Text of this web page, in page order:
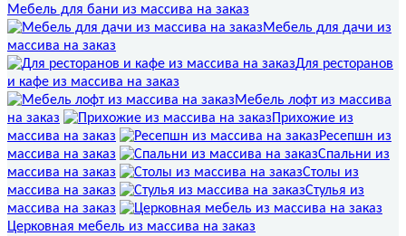
Мебель для бани из массива на заказ
Мебель для дачи из
массива на заказ
Для ресторанов
и кафе из массива на заказ
Мебель лофт из массива
на заказ
Прихожие из
массива на заказ
Ресепшн из
массива на заказ
Спальни из
массива на заказ
Столы из
массива на заказ
Стулья из
массива на заказ
Церковная мебель из массива на заказ